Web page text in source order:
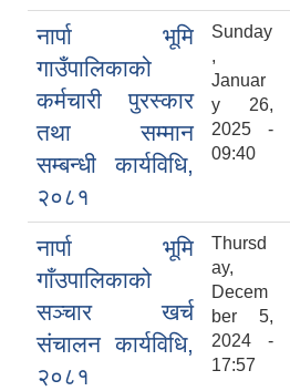
नार्पा भूमि
गाउँपालिकाको
कर्मचारी पुरस्कार
तथा सम्मान
सम्बन्धी कार्यविधि,
२०८१
Sunday
,
Januar
y 26,
2025 -
09:40
नार्पा भूमि
गाँउपालिकाको
सञ्चार खर्च
संचालन कार्यविधि,
२०८१
Thursd
ay,
Decem
ber 5,
2024 -
17:57